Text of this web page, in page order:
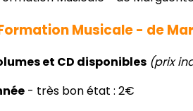
Musicale - de
et CD disponibles (prix
- très bon état : 2€